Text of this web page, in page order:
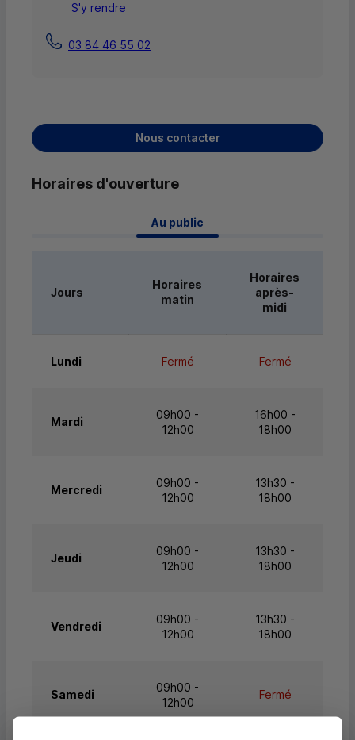
S'y rendre
03 84 46 55 02
Nous contacter
Horaires d'ouverture
Au public
Jours
Horaires
matin
Horaires
après-
midi
Lundi Fermé Fermé
Mardi
09h00 -
12h00
16h00 -
18h00
Mercredi
09h00 -
12h00
13h30 -
18h00
Jeudi
09h00 -
12h00
13h30 -
18h00
Vendredi
09h00 -
12h00
13h30 -
18h00
Samedi
09h00 -
12h00
Fermé